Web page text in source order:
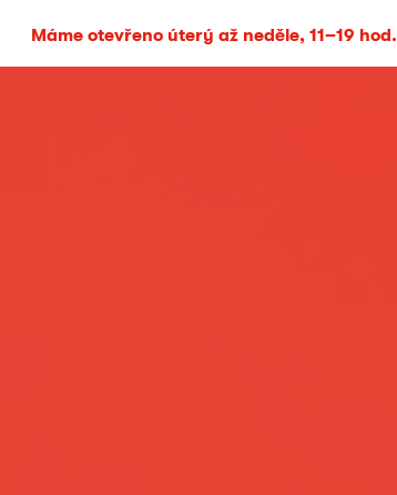
Máme otevřeno úterý až neděle, 11–19 hod.